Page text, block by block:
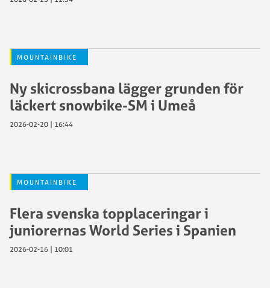
MOUNTAINBIKE
Ny skicrossbana lägger grunden för
läckert snowbike-SM i Umeå
2026-02-20 | 16:44
MOUNTAINBIKE
Flera svenska topplaceringar i
juniorernas World Series i Spanien
2026-02-16 | 10:01